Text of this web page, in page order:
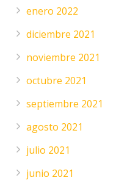
enero 2022
diciembre 2021
noviembre 2021
octubre 2021
septiembre 2021
agosto 2021
julio 2021
junio 2021